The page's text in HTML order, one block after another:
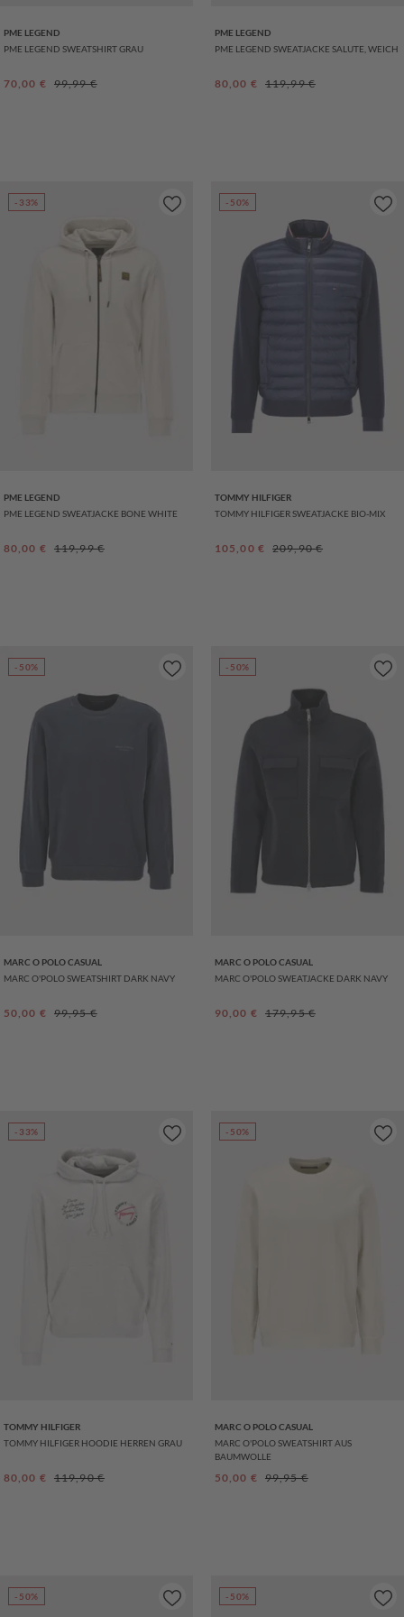
PME LEGEND
PME LEGEND SWEATSHIRT GRAU
Verkaufspreis:
70,00 € Regulärer Preis:
99,99 €
PME LEGEND
PME LEGEND SWEATJACKE SALUTE, WEICH
Verkaufspreis:
80,00 € Regulärer Preis:
119,99 €
-33%
PME LEGEND
PME LEGEND SWEATJACKE BONE WHITE
Verkaufspreis:
80,00 € Regulärer Preis:
119,99 €
-50%
TOMMY HILFIGER
TOMMY HILFIGER SWEATJACKE BIO-MIX
Verkaufspreis:
105,00 € Regulärer Preis:
209,90 €
-50%
MARC O POLO CASUAL
MARC O'POLO SWEATSHIRT DARK NAVY
Verkaufspreis:
50,00 € Regulärer Preis:
99,95 €
-50%
MARC O POLO CASUAL
MARC O'POLO SWEATJACKE DARK NAVY
Verkaufspreis:
90,00 € Regulärer Preis:
179,95 €
-33%
TOMMY HILFIGER
TOMMY HILFIGER HOODIE HERREN GRAU
Verkaufspreis:
80,00 € Regulärer Preis:
119,90 €
-50%
MARC O POLO CASUAL
MARC O'POLO SWEATSHIRT AUS
BAUMWOLLE
Verkaufspreis:
50,00 € Regulärer Preis:
99,95 €
-50% -50%